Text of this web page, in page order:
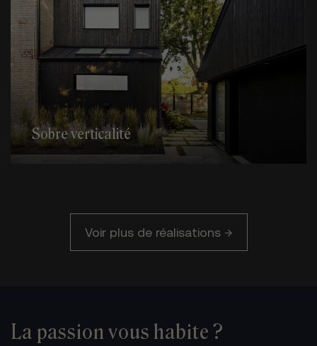
Sobre verticalité
Voir plus de réalisations →
La passion vous habite ?